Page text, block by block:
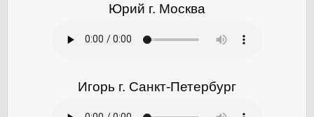
Юрий г. Москва
Игорь г. Санкт-Петербург